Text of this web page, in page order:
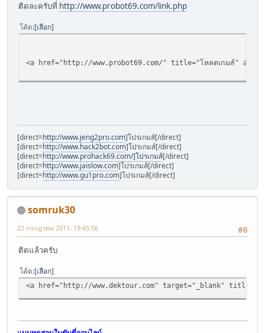
ติดละครับที่ http://www.probot69.com/link.php
โค้ด เลือก
<a href="http://www.probot69.com/" title="โหลดเกมส์"
[direct=http://www.jeng2pro.com]โปรเกมส์[/direct]
[direct=http://www.hack2bot.com]โปรเกมส์[/direct]
[direct=http://www.prohack69.com/]โปรเกมส์[/direct]
[direct=http://www.jaislow.com]โปรเกมส์[/direct]
[direct=http://www.gu1pro.com]โปรเกมส์[/direct]
somruk30
#6
22 กรกฎาคม 2011, 19:45:56
ติดแล้วครับ
โค้ด เลือก
<a href="http://www.dektour.com" target="_blank" title="จอ